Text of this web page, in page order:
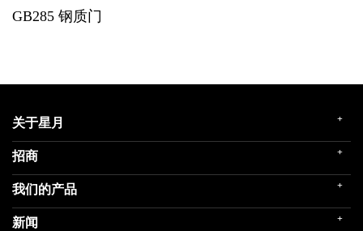
GB285 钢质门
关于星月 +
企业简介
企业文化
荣誉殿堂
招商 +
门店展示
我们的产品 +
民用家装（零售）
新闻 +